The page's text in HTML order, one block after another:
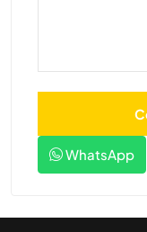
WhatsApp